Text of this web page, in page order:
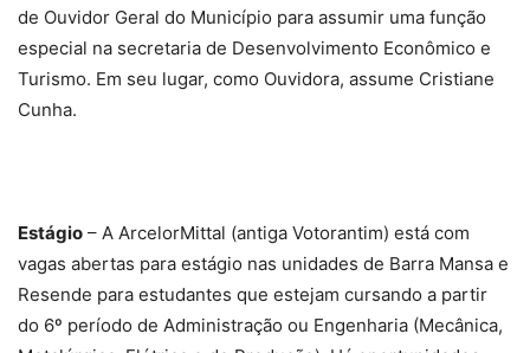
de Ouvidor Geral do Município para assumir uma função
especial na secretaria de Desenvolvimento Econômico e
Turismo. Em seu lugar, como Ouvidora, assume Cristiane
Cunha.
Estágio – A ArcelorMittal (antiga Votorantim) está com
vagas abertas para estágio nas unidades de Barra Mansa e
Resende para estudantes que estejam cursando a partir
do 6º período de Administração ou Engenharia (Mecânica,